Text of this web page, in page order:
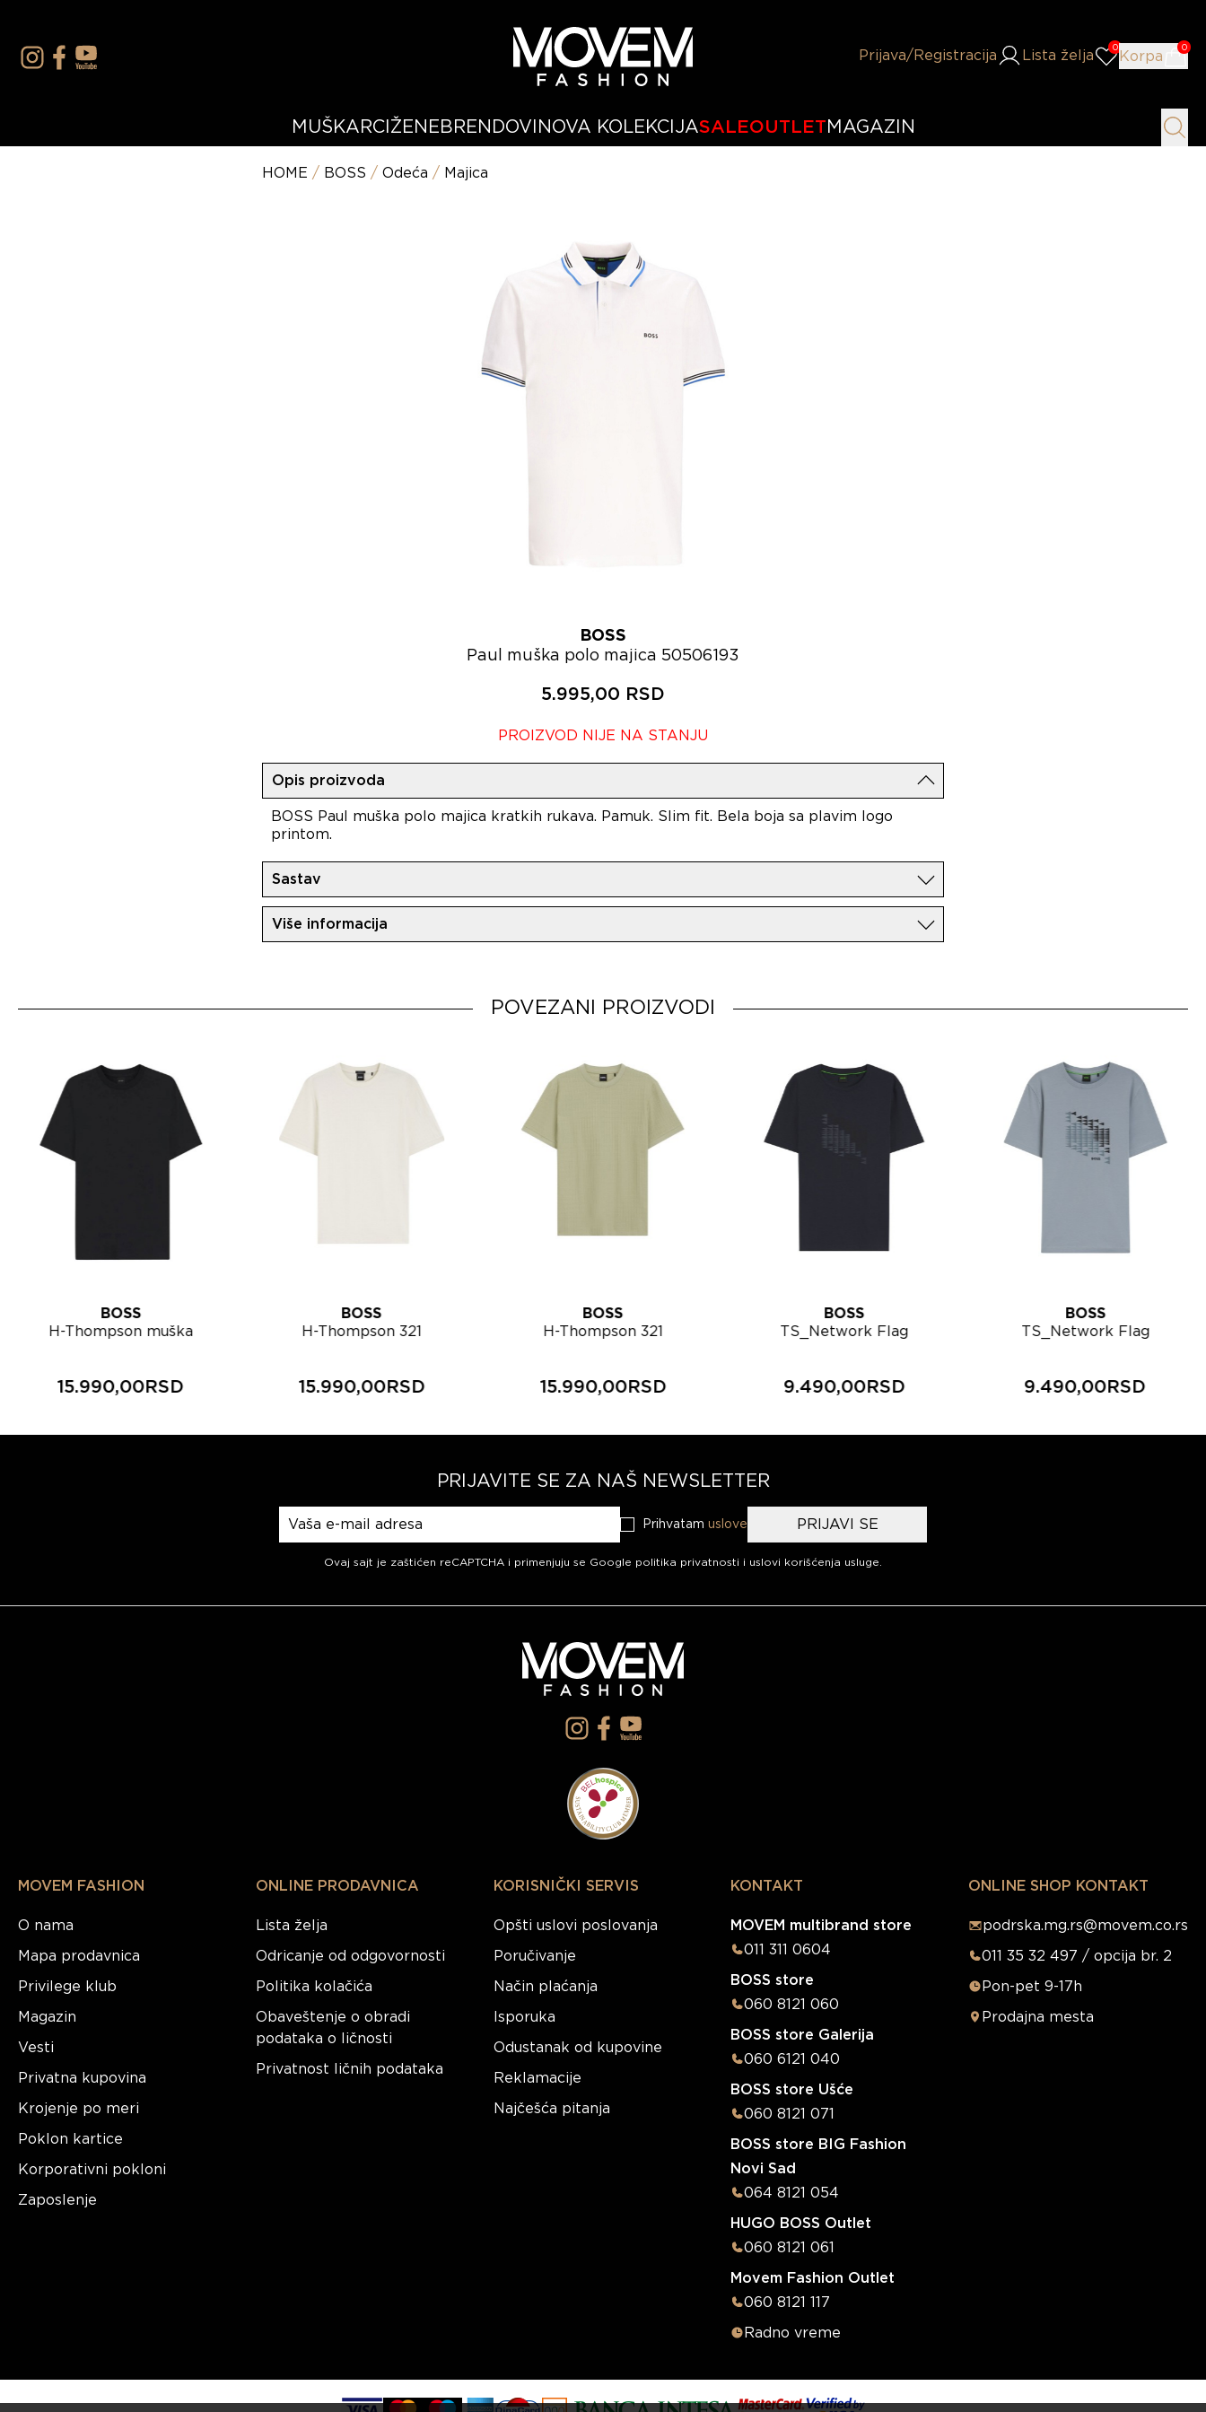
Prijava/Registracija Lista želja
0
Korpa
0
MUŠKARCI ŽENE BRENDOVI NOVA KOLEKCIJASALEOUTLET MAGAZIN
HOME / BOSS / Odeća / Majica
BOSS
Paul muška polo majica 50506193
5.995,00 RSD
PROIZVOD NIJE NA STANJU
Opis proizvoda
BOSS Paul muška polo majica kratkih rukava. Pamuk. Slim fit. Bela boja sa plavim logo
printom.
Sastav
92%Pamuk
8%Elastin
Više informacija
POVEZANI PROIZVODI
BOSS
H-Thompson muška
15.990,00RSD
BOSS
H-Thompson 321
15.990,00RSD
BOSS
H-Thompson 321
15.990,00RSD
BOSS
TS_Network Flag
9.490,00RSD
BOSS
TS_Network Flag
9.490,00RSD
PRIJAVITE SE ZA NAŠ NEWSLETTER
Prijavite se na naš newsletter
Prihvatam uslove PRIJAVI SE
Ovaj sajt je zaštićen reCAPTCHA i primenjuju se Google politika privatnosti i uslovi korišćenja usluge.
MOVEM FASHION
O nama
Mapa prodavnica
Privilege klub
Magazin
Vesti
Privatna kupovina
Krojenje po meri
Poklon kartice
Korporativni pokloni
Zaposlenje
ONLINE PRODAVNICA
Lista želja
Odricanje od odgovornosti
Politika kolačića
Obaveštenje o obradi
podataka o ličnosti
Privatnost ličnih podataka
KORISNIČKI SERVIS
Opšti uslovi poslovanja
Poručivanje
Način plaćanja
Isporuka
Odustanak od kupovine
Reklamacije
Najčešća pitanja
KONTAKT
MOVEM multibrand store
011 311 0604
BOSS store
060 8121 060
BOSS store Galerija
060 6121 040
BOSS store Ušće
060 8121 071
BOSS store BIG Fashion
Novi Sad
064 8121 054
HUGO BOSS Outlet
060 8121 061
Movem Fashion Outlet
060 8121 117
Radno vreme
ONLINE SHOP KONTAKT
podrska.mg.rs@movem.co.rs
011 35 32 497 / opcija br. 2
Pon-pet 9-17h
Prodajna mesta